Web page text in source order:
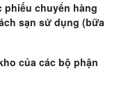
phiếu chuyển hàng
sạn sử dụng (bữa
của các bộ phận